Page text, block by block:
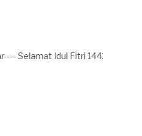
Idul Fitri 1442 H, selamat